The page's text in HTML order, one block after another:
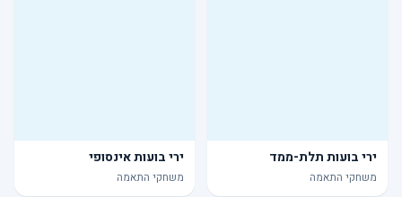
ירי בועות תלת-ממד
משחקי התאמה
ירי בועות אינסופי
משחקי התאמה